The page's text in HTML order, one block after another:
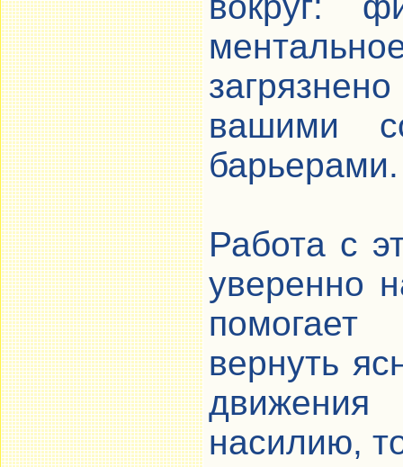
вашими
барьерами.
Работа с
уверенно
помогает
вернуть
движения
насилию,